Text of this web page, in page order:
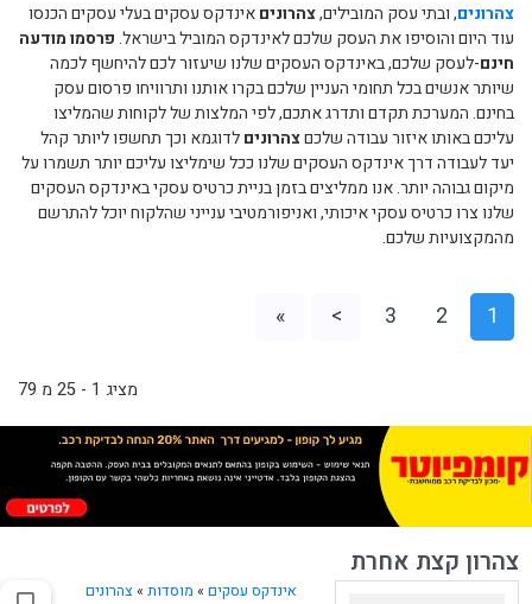
צהרונים, ובתי עסק המובילים,צהרוניםאינדקס עסקים בעלי עסקים הכנסו
עוד היום והוסיפו את העסק שלכם לאינדקס המוביל בישראל.פרסמו מודעה
חינם-לעסק שלכם, באינדקס העסקים שלנו שיעזור לכם להיחשף לכמה
שיותר אנשים בכל תחומי העניין שלכם בקרו אותנו ותרוויחו פרסום עסק
בחינם. המערכת תקדם ותדרג אתכם, לפי המלצות של לקוחות שהמליצו
עליכם באותו איזור עבודה שלכםצהרוניםלדוגמא וכך תחשפו ליותר קהל
יעד לעבודה דרך אינדקס העסקים שלנו ככל שימליצו עליכם יותר תשמרו על
מיקום גבוהה יותר. אנו ממליצים בזמן בניית כרטיס עסקי באינדקס העסקים
שלנו צרו כרטיס עסקי איכותי, ואניפורמטיבי ענייני שהלקוח יוכל להתרשם
מהמקצועיות שלכם.
1
2
3
>
»
מציג 1 - 25 מ 79
צהרון קצת אחרת
אינדקס עסקים » מוסדות» צהרונים